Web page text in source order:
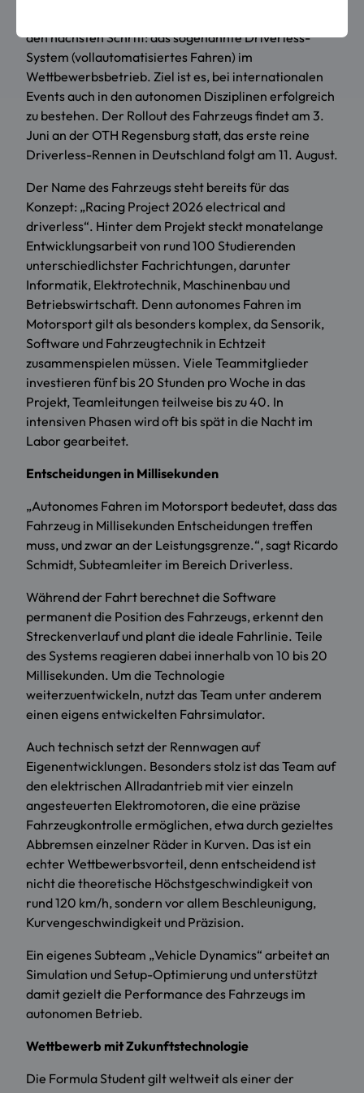
den nächsten Schritt: das sogenannte Driverless-
System (vollautomatisiertes Fahren) im
Wettbewerbsbetrieb. Ziel ist es, bei internationalen
Events auch in den autonomen Disziplinen erfolgreich
zu bestehen. Der Rollout des Fahrzeugs findet am 3.
Juni an der OTH Regensburg statt, das erste reine
Driverless-Rennen in Deutschland folgt am 11. August.
Der Name des Fahrzeugs steht bereits für das
Konzept: „Racing Project 2026 electrical and
driverless“. Hinter dem Projekt steckt monatelange
Entwicklungsarbeit von rund 100 Studierenden
unterschiedlichster Fachrichtungen, darunter
Informatik, Elektrotechnik, Maschinenbau und
Betriebswirtschaft. Denn autonomes Fahren im
Motorsport gilt als besonders komplex, da Sensorik,
Software und Fahrzeugtechnik in Echtzeit
zusammenspielen müssen. Viele Teammitglieder
investieren fünf bis 20 Stunden pro Woche in das
Projekt, Teamleitungen teilweise bis zu 40. In
intensiven Phasen wird oft bis spät in die Nacht im
Labor gearbeitet.
Entscheidungen in Millisekunden
„Autonomes Fahren im Motorsport bedeutet, dass das
Fahrzeug in Millisekunden Entscheidungen treffen
muss, und zwar an der Leistungsgrenze.“, sagt Ricardo
Schmidt, Subteamleiter im Bereich Driverless.
Während der Fahrt berechnet die Software
permanent die Position des Fahrzeugs, erkennt den
Streckenverlauf und plant die ideale Fahrlinie. Teile
des Systems reagieren dabei innerhalb von 10 bis 20
Millisekunden. Um die Technologie
weiterzuentwickeln, nutzt das Team unter anderem
einen eigens entwickelten Fahrsimulator.
Auch technisch setzt der Rennwagen auf
Eigenentwicklungen. Besonders stolz ist das Team auf
den elektrischen Allradantrieb mit vier einzeln
angesteuerten Elektromotoren, die eine präzise
Fahrzeugkontrolle ermöglichen, etwa durch gezieltes
Abbremsen einzelner Räder in Kurven. Das ist ein
echter Wettbewerbsvorteil, denn entscheidend ist
nicht die theoretische Höchstgeschwindigkeit von
rund 120 km/h, sondern vor allem Beschleunigung,
Kurvengeschwindigkeit und Präzision.
Ein eigenes Subteam „Vehicle Dynamics“ arbeitet an
Simulation und Setup-Optimierung und unterstützt
damit gezielt die Performance des Fahrzeugs im
autonomen Betrieb.
Wettbewerb mit Zukunftstechnologie
Die Formula Student gilt weltweit als einer der